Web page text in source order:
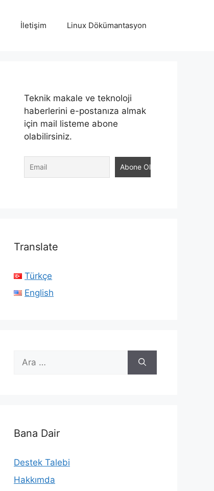
İletişim Linux Dökümantasyon
Teknik makale ve teknoloji
haberlerini e-postanıza almak
için mail listeme abone
olabilirsiniz.
Translate
Türkçe
English
için
Bana Dair
Destek Talebi
Hakkımda